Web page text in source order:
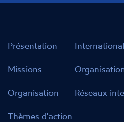
Présentation
Missions
Organisation
Thèmes d'action
International
Réseaux